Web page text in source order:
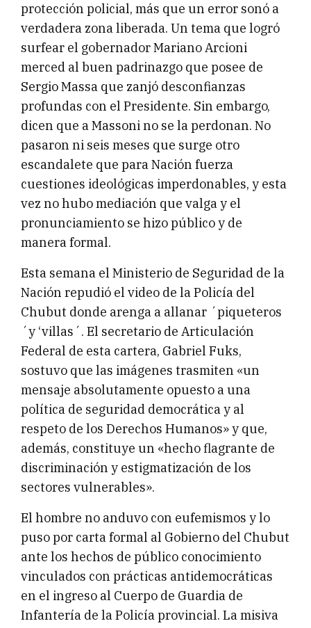
protección policial, más que un error sonó a
verdadera zona liberada. Un tema que logró
surfear el gobernador Mariano Arcioni
merced al buen padrinazgo que posee de
Sergio Massa que zanjó desconfianzas
profundas con el Presidente. Sin embargo,
dicen que a Massoni no se la perdonan. No
pasaron ni seis meses que surge otro
escandalete que para Nación fuerza
cuestiones ideológicas imperdonables, y esta
vez no hubo mediación que valga y el
pronunciamiento se hizo público y de
manera formal.
Esta semana el Ministerio de Seguridad de la
Nación repudió el video de la Policía del
Chubut donde arenga a allanar ´piqueteros
´y ‘villas´. El secretario de Articulación
Federal de esta cartera, Gabriel Fuks,
sostuvo que las imágenes trasmiten «un
mensaje absolutamente opuesto a una
política de seguridad democrática y al
respeto de los Derechos Humanos» y que,
además, constituye un «hecho flagrante de
discriminación y estigmatización de los
sectores vulnerables».
El hombre no anduvo con eufemismos y lo
puso por carta formal al Gobierno del Chubut
ante los hechos de público conocimiento
vinculados con prácticas antidemocráticas
en el ingreso al Cuerpo de Guardia de
Infantería de la Policía provincial. La misiva